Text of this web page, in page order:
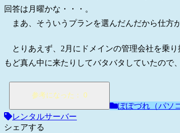
回答は月曜かな・・・。
まあ、そういうプランを選んだんだから仕方が
とりあえず、2月にドメインの管理会社を乗
もど真ん中に来たりしてバタバタしていたので
ぽぽづれ（パソ
レンタルサーバー
シェアする